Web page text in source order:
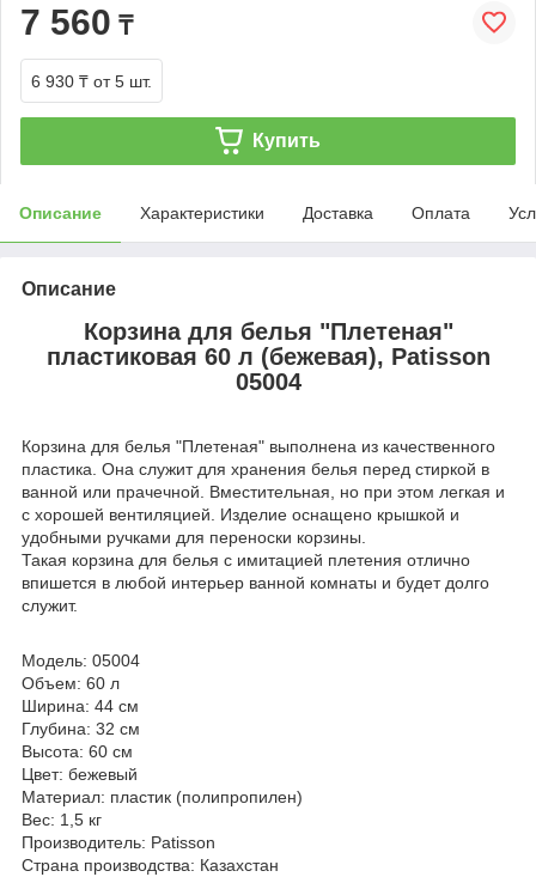
7 560 ₸
6 930 ₸ от 5 шт.
Купить
Описание Характеристики Доставка Оплата
Описание
Корзина для белья "Плетеная"
пластиковая 60 л (бежевая), Patisson
05004
Корзина для белья "Плетеная" выполнена из качественного
пластика. Она служит для хранения белья перед стиркой в
ванной или прачечной. Вместительная, но при этом легкая и
с хорошей вентиляцией. Изделие оснащено крышкой и
удобными ручками для переноски корзины.
Такая корзина для белья с имитацией плетения отлично
впишется в любой интерьер ванной комнаты и будет долго
служит.
Модель: 05004
Объем: 60 л
Ширина: 44 см
Глубина: 32 см
Высота: 60 см
Цвет: бежевый
Материал: пластик (полипропилен)
Вес: 1,5 кг
Производитель: Patisson
Страна производства: Казахстан